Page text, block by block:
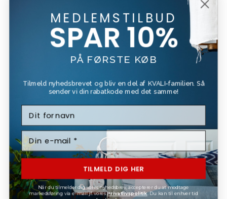
Tapet Tilbehør
Rengørings Div.
Rengøring
Kemikalier
Rengøringstilbehør
Skimmel rens
Beck & Jørgensen
Beckers
Bona
Forside
Kundeservice
Om Os
Tilbud
Kurv
MEDLEMSTILBUD
SPAR 10%
PÅ FØRSTE KØB
Tilmeld nyhedsbrevet og bliv en del af KVALI-familien. Så
sender vi din rabatkode med det samme!
TILMELD DIG HER
Når du tilmelder dig vores nyhedsbrev, accepterer du at modtage
markedsføring via e-mail jf. vores Privatlivspolitik. Du kan til enhver tid